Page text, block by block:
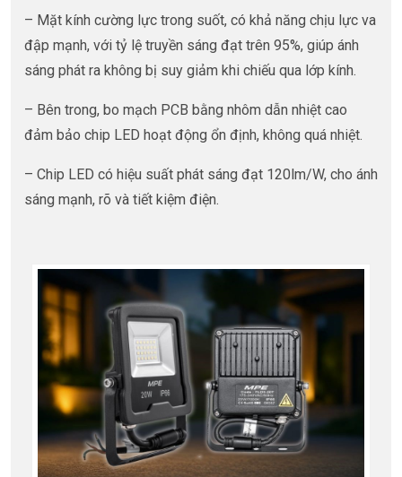
– Mặt kính cường lực trong suốt, có khả năng chịu lực va
đập mạnh, với tỷ lệ truyền sáng đạt trên 95%, giúp ánh
sáng phát ra không bị suy giảm khi chiếu qua lớp kính.
– Bên trong, bo mạch PCB bằng nhôm dẫn nhiệt cao
đảm bảo chip LED hoạt động ổn định, không quá nhiệt.
– Chip LED có hiệu suất phát sáng đạt 120lm/W, cho ánh
sáng mạnh, rõ và tiết kiệm điện.